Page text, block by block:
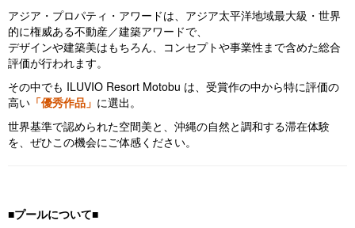
アジア・プロパティ・アワードは、アジア太平洋地域最大級・世界
的に権威ある不動産／建築アワードで、
デザインや建築美はもちろん、コンセプトや事業性まで含めた総合
評価が行われます。
その中でも ILUVIO Resort Motobu は、受賞作の中から特に評価の
高い 「優秀作品」 に選出。
世界基準で認められた空間美と、沖縄の自然と調和する滞在体験
を、ぜひこの機会にご体感ください。
■プールについて■